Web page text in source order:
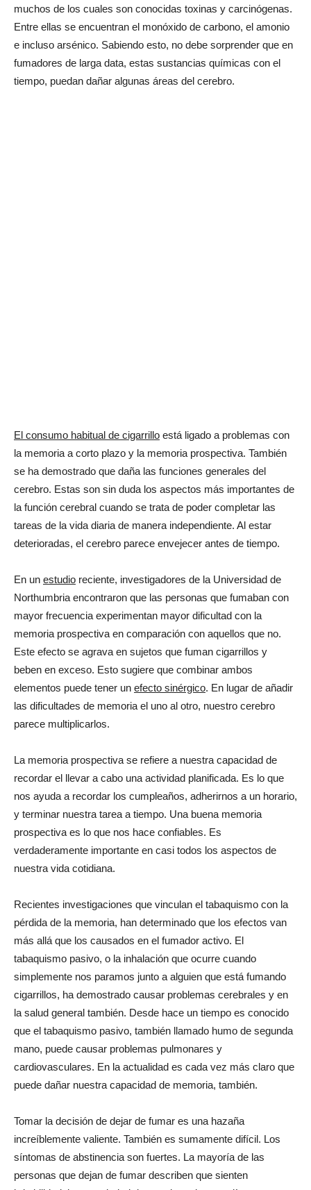
muchos de los cuales son conocidas toxinas y carcinógenas.
Entre ellas se encuentran el monóxido de carbono, el amonio
e incluso arsénico. Sabiendo esto, no debe sorprender que en
fumadores de larga data, estas sustancias químicas con el
tiempo, puedan dañar algunas áreas del cerebro.
El consumo habitual de cigarrillo está ligado a problemas con
la memoria a corto plazo y la memoria prospectiva. También
se ha demostrado que daña las funciones generales del
cerebro. Estas son sin duda los aspectos más importantes de
la función cerebral cuando se trata de poder completar las
tareas de la vida diaria de manera independiente. Al estar
deterioradas, el cerebro parece envejecer antes de tiempo.
En un estudio reciente, investigadores de la Universidad de
Northumbria encontraron que las personas que fumaban con
mayor frecuencia experimentan mayor dificultad con la
memoria prospectiva en comparación con aquellos que no.
Este efecto se agrava en sujetos que fuman cigarrillos y
beben en exceso. Esto sugiere que combinar ambos
elementos puede tener un efecto sinérgico. En lugar de añadir
las dificultades de memoria el uno al otro, nuestro cerebro
parece multiplicarlos.
La memoria prospectiva se refiere a nuestra capacidad de
recordar el llevar a cabo una actividad planificada. Es lo que
nos ayuda a recordar los cumpleaños, adherirnos a un horario,
y terminar nuestra tarea a tiempo. Una buena memoria
prospectiva es lo que nos hace confiables. Es
verdaderamente importante en casi todos los aspectos de
nuestra vida cotidiana.
Recientes investigaciones que vinculan el tabaquismo con la
pérdida de la memoria, han determinado que los efectos van
más allá que los causados en el fumador activo. El
tabaquismo pasivo, o la inhalación que ocurre cuando
simplemente nos paramos junto a alguien que está fumando
cigarrillos, ha demostrado causar problemas cerebrales y en
la salud general también. Desde hace un tiempo es conocido
que el tabaquismo pasivo, también llamado humo de segunda
mano, puede causar problemas pulmonares y
cardiovasculares. En la actualidad es cada vez más claro que
puede dañar nuestra capacidad de memoria, también.
Tomar la decisión de dejar de fumar es una hazaña
increíblemente valiente. También es sumamente difícil. Los
síntomas de abstinencia son fuertes. La mayoría de las
personas que dejan de fumar describen que sienten